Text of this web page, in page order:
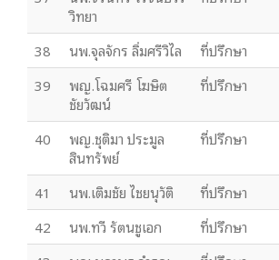
วิทยา
38 นพ.จุลจักร ลิ่มศรีวิไล
ที่ปรึกษา
39
พญ.โฉมศรี โฆษิต
ชัยวัฒน์
ที่ปรึกษา
40
พญ.ชุติมา ประมูล
สินทรัพย์
ที่ปรึกษา
41 นพ.เติมชัย ไชยนุวัติ
ที่ปรึกษา
42
นพ.ทวี รัตนชูเอก
ที่ปรึกษา